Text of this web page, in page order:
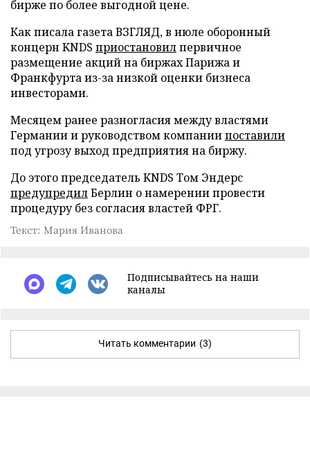
бирже по более выгодной цене.
Как писала газета ВЗГЛЯД, в июле оборонный
концерн KNDS приостановилпервичное
размещение акций на биржах Парижа и
Франкфурта из-за низкой оценки бизнеса
инвесторами.
Месяцем ранее разногласия между властями
Германии и руководством компаниипоставили
под угрозу выход предприятия на биржу.
До этого председатель KNDS Том Эндерс
предупредилБерлин о намерении провести
процедуру без согласия властей ФРГ.
Текст: Мария Иванова
Подписывайтесь на наши
каналы
Читать комментарии (3)